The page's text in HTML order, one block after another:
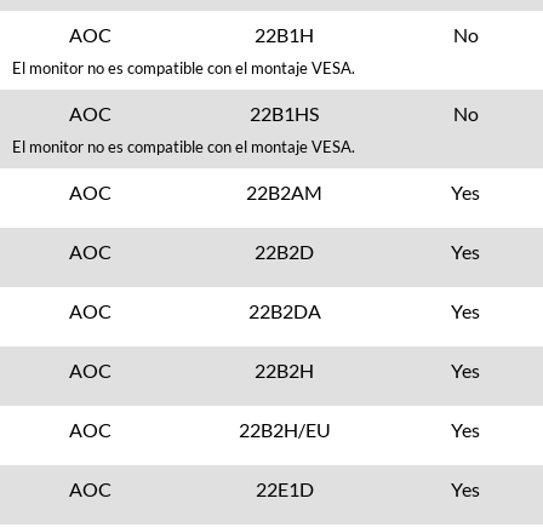
AOC 22B1H No
El monitor no es compatible con el montaje VESA.
AOC 22B1HS No
El monitor no es compatible con el montaje VESA.
AOC 22B2AM Yes
AOC 22B2D Yes
AOC 22B2DA Yes
AOC 22B2H Yes
AOC 22B2H/EU Yes
AOC 22E1D Yes